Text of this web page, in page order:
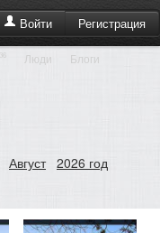
Войти Регистрация
Люди Блоги
Август 2026 год